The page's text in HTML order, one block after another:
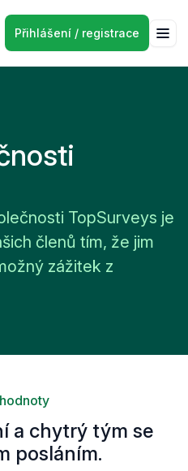
Přihlášení / registrace
TopSurveys je
členů tím, že jim
zážitek z
a chytrý tým se
posláním.